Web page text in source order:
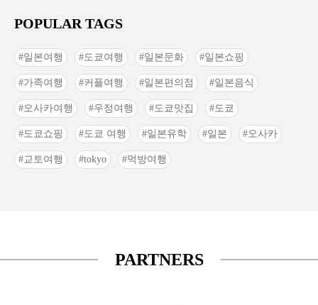
POPULAR TAGS
일본여행 도쿄여행 일본문화 일본쇼핑
가족여행 커플여행 일본편의점 일본음식
오사카여행 우정여행 도쿄맛집 도쿄
도쿄쇼핑 도쿄 여행 일본유학 일본 오사카
교토여행 tokyo 먹방여행
PARTNERS